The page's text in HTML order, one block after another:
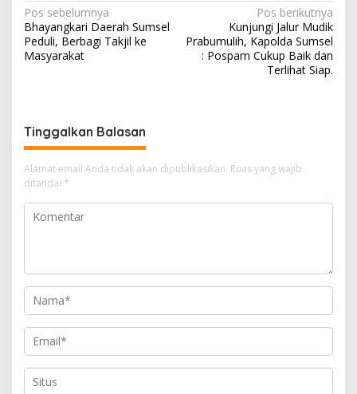
N
a
v
a
s
i
p
o
Pos sebelumnya
Bhayangkari Daerah Sumsel
Peduli, Berbagi Takjil ke
Masyarakat
Pos berikutnya
Kunjungi Jalur Mudik
Prabumulih, Kapolda Sumsel
: Pospam Cukup Baik dan
Terlihat Siap.
Tinggalkan Balasan
Alamat email Anda tidak akan dipublikasikan. Ruas yang wajib
ditandai *